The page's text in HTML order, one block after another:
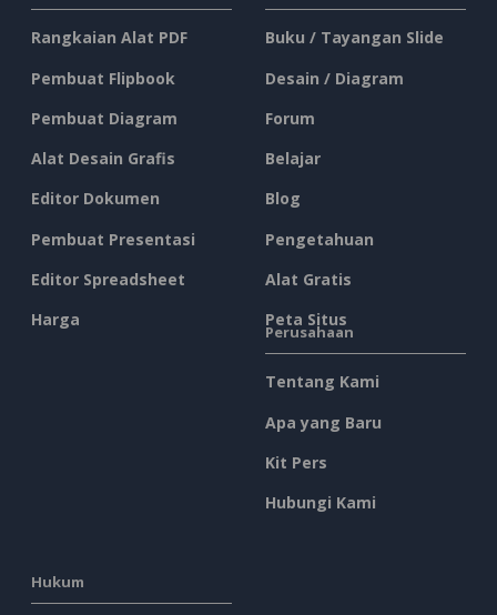
Rangkaian Alat PDF
Pembuat Flipbook
Pembuat Diagram
Alat Desain Grafis
Editor Dokumen
Pembuat Presentasi
Editor Spreadsheet
Harga
Buku / Tayangan Slide
Desain / Diagram
Forum
Belajar
Blog
Pengetahuan
Alat Gratis
Peta Situs
Perusahaan
Tentang Kami
Apa yang Baru
Kit Pers
Hubungi Kami
Hukum